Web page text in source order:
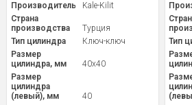
Производитель
Kale-Kilit
Страна
производства
Турция
Тип цилиндра
Ключ-ключ
Размер
цилиндра, мм
40x40
Размер
цилиндра
(левый), мм
40
Тип